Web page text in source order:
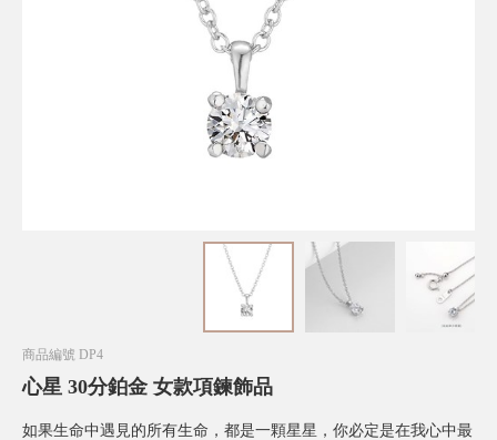
商品編號 DP4
心星 30分鉑金 女款項鍊飾品
如果生命中遇見的所有生命，都是一顆星星，你必定是在我心中最